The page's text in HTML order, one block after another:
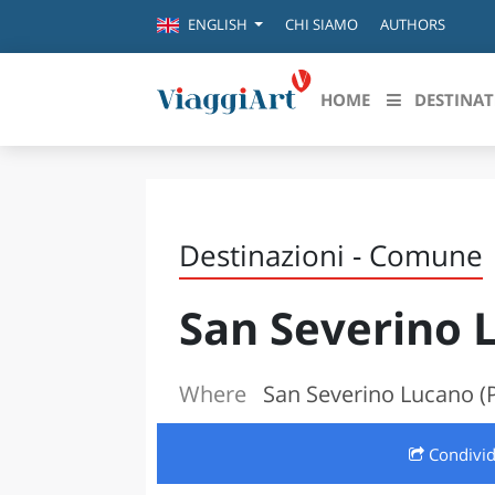
ENGLISH CHI SIAMO AUTHORS
HOME
VENEZIA
FIRENZE
NAPOLI
BOLOGNA
RIMINI
Destinazioni - Comune
San Severino
Where San Severino Lucano